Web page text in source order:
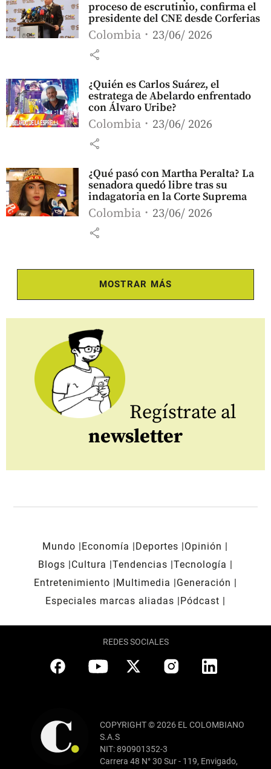
proceso de escrutinio, confirma el
presidente del CNE desde Corferias
Colombia 23/06/ 2026
share
¿Quién es Carlos Suárez, el
estratega de Abelardo enfrentado
con Álvaro Uribe?
Colombia 23/06/ 2026
share
¿Qué pasó con Martha Peralta? La
senadora quedó libre tras su
indagatoria en la Corte Suprema
Colombia 23/06/ 2026
share
MOSTRAR MÁS
Regístrate al
newsletter
Mundo Economía Deportes
Opinión
Blogs
Cultura Tendencias Tecnología
Entretenimiento
Multimedia
Generación
Especiales marcas aliadas
Pódcast
REDES SOCIALES
COPYRIGHT © 2026 EL COLOMBIANO
S.A.S
NIT: 890901352-3
Carrera 48 N° 30 Sur - 119, Envigado,